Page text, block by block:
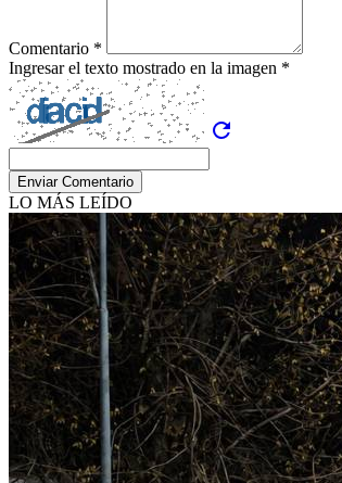
Comentario *
Ingresar el texto mostrado en la imagen *
refresh
Enviar Comentario
LO MÁS LEÍDO